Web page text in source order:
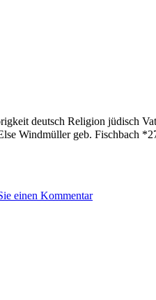
deutsch Religion jüdisch
Windmüller geb. Fischbach
einen Kommentarzu